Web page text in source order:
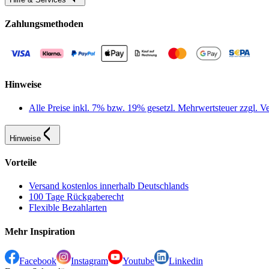
Zahlungsmethoden
Hinweise
Alle Preise inkl. 7% bzw. 19% gesetzl. Mehrwertsteuer zzgl.
Hinweise
Vorteile
Versand kostenlos innerhalb Deutschlands
100 Tage Rückgaberecht
Flexible Bezahlarten
Mehr Inspiration
Facebook Instagram Youtube
Linkedin